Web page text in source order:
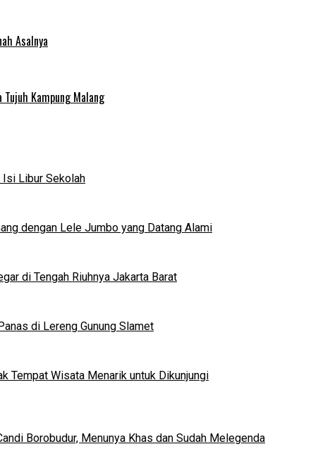
Asalnya
Kampung Malang
Isi Libur Sekolah
dengan Lele Jumbo yang Datang Alami
di Tengah Riuhnya Jakarta Barat
di Lereng Gunung Slamet
Tempat Wisata Menarik untuk Dikunjungi
Borobudur, Menunya Khas dan Sudah Melegenda